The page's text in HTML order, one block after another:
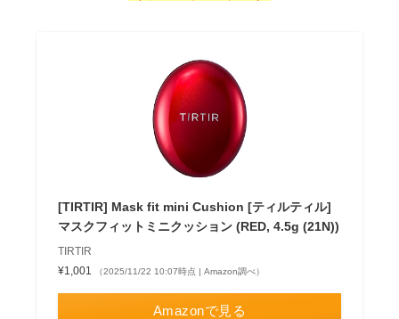
[TIRTIR] Mask fit mini Cushion [ティルティル]
マスクフィットミニクッション (RED, 4.5g (21N))
TIRTIR
¥1,001
（2025/11/22 10:07時点 | Amazon調べ）
Amazonで見る